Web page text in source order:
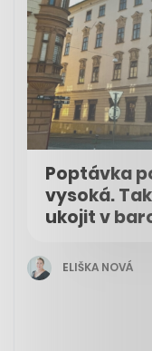
Poptávka
vysoká.
ukojit v
ELIŠKA NOVÁ